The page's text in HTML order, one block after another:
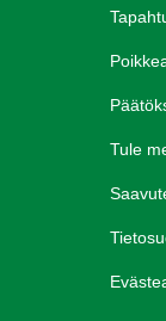
Tule